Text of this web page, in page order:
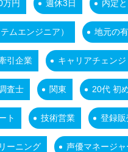
万円 週休3日 内定
ムエンジニア） 地元の
引企業 キャリアチェンジ
査士 関東 20代 初
ト 技術営業 登録販
ーニング 声優マネージャ